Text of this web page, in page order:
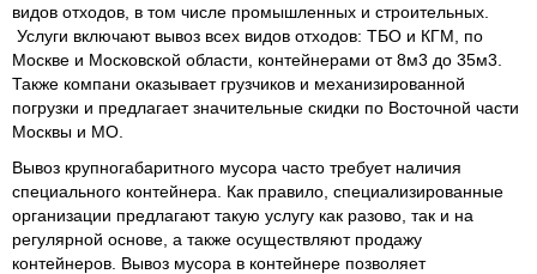
видов отходов, в том числе промышленных и строительных.
Услуги включают вывоз всех видов отходов: ТБО и КГМ, по
Москве и Московской области, контейнерами от 8м3 до 35м3.
Также компани оказывает грузчиков и механизированной
погрузки и предлагает значительные скидки по Восточной части
Москвы и МО.
Вывоз крупногабаритного мусора часто требует наличия
специального контейнера. Как правило, специализированные
организации предлагают такую услугу как разово, так и на
регулярной основе, а также осуществляют продажу
контейнеров. Вывоз мусора в контейнере позволяет